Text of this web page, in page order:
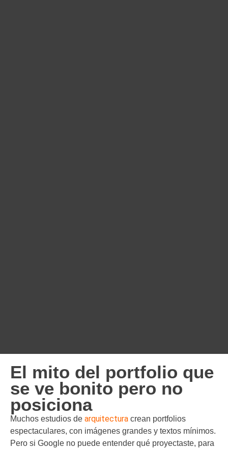
El mito del portfolio que
se ve bonito pero no
posiciona
Muchos estudios de arquitectura crean portfolios
espectaculares, con imágenes grandes y textos mínimos.
Pero si Google no puede entender qué proyectaste, para